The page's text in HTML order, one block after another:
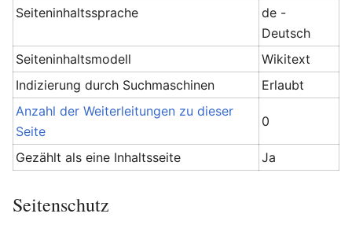
Seiteninhaltssprache
de -
Deutsch
Seiteninhaltsmodell
Wikitext
Indizierung durch Suchmaschinen
Erlaubt
Anzahl der Weiterleitungen zu dieser
Seite
0
Gezählt als eine Inhaltsseite Ja
Seitenschutz